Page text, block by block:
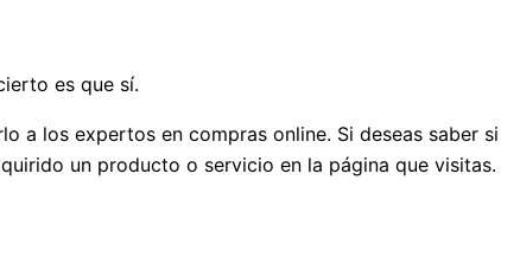
es que sí.
a los expertos en compras online. Si deseas saber si
un producto o servicio en la página que visitas.